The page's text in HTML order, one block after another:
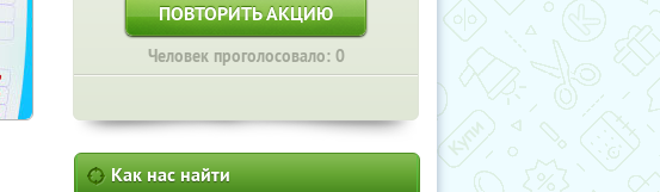
ПОВТОРИТЬ АКЦИЮ
Человек проголосовало: 0
Как нас найти